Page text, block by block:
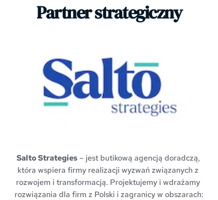
Partner strategiczny
Salto Strategies – jest butikową agencją doradczą,
która wspiera firmy realizacji wyzwań związanych z
rozwojem i transformacją. Projektujemy i wdrażamy
rozwiązania dla firm z Polski i zagranicy w obszarach: